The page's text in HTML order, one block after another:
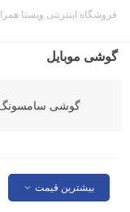
فروشگاه اینترنتی ویستا
گوشی موبایل
گوشی
بیشترین قیمت